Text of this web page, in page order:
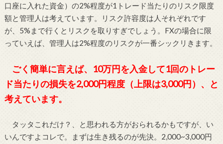
口座に入れた資金）の2%程度が1トレード当たりのリスク限度
額と管理人は考えています。リスク許容度は人それぞれです
が、5%まで行くとリスクを取りすぎでしょう。FXの場合に限
っていえば、管理人は2%程度のリスクが一番シックリきます。
ごく簡単に言えば、10万円を入金して1回のトレー
ド当たりの損失を2,000円程度（上限は3,000円）、と
考えています。
タッタこれだけ？、と思われる方がおられるかもですが、い
いんですよコレで。まずは生き残るのが先決。2,000~3,000円